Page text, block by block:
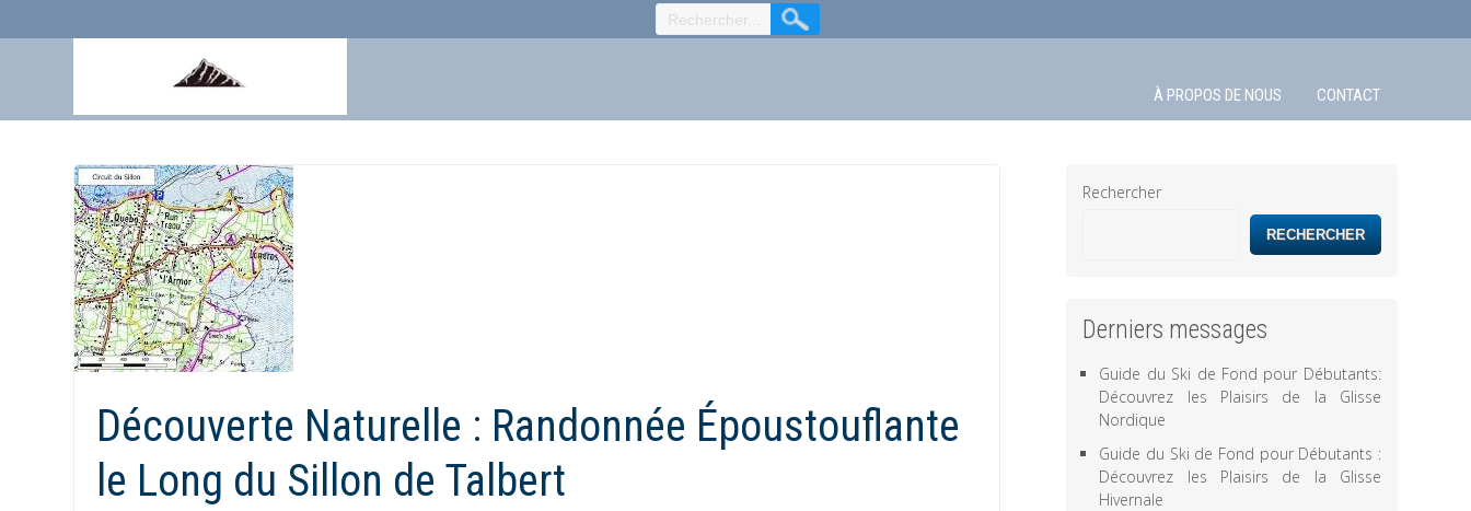
À PROPOS DE NOUS CONTACT
Découverte Naturelle : Randonnée Époustouflante
le Long du Sillon de Talbert
Rechercher
RECHERCHER
Derniers messages
Guide du Ski de Fond pour Débutants:
Découvrez les Plaisirs de la Glisse
Nordique
Guide du Ski de Fond pour Débutants :
Découvrez les Plaisirs de la Glisse
Hivernale